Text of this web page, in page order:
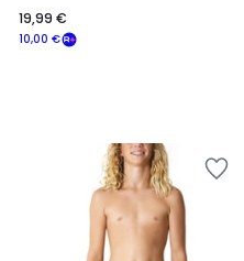
10,00 €
19,99 €